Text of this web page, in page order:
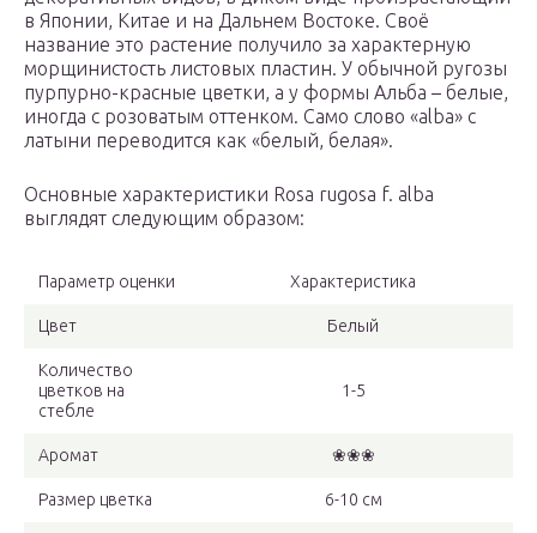
в Японии, Китае и на Дальнем Востоке. Своё
название это растение получило за характерную
морщинистость листовых пластин. У обычной ругозы
пурпурно-красные цветки, а у формы Альба – белые,
иногда с розоватым оттенком. Само слово «alba» с
латыни переводится как «белый, белая».
Основные характеристики Rosa rugosa f. alba
выглядят следующим образом:
Параметр оценки Характеристика
Цвет Белый
Количество
цветков на
стебле
1-5
Аромат ❀❀❀
Размер цветка 6-10 см